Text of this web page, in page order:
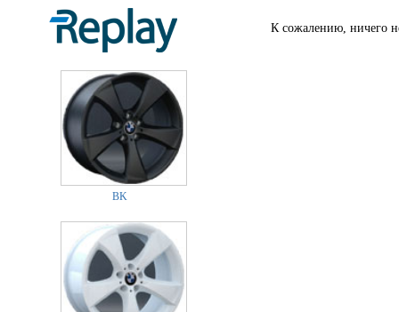
BK
К сожалению, ничего